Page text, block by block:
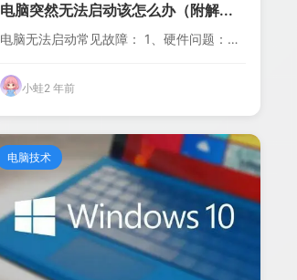
电脑突然无法启动该怎么办（附解...
电脑无法启动常见故障： 1、硬件问题：比
小蛙2 年前
电脑技术